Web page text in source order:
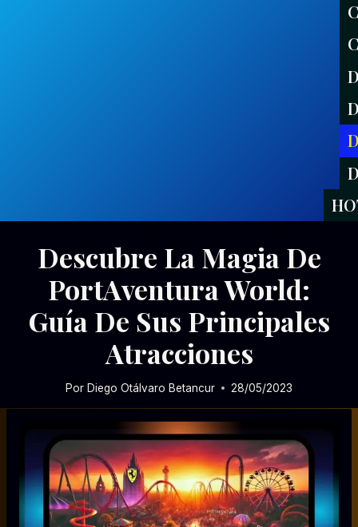
Descubre La Magia De
PortAventura World:
Guía De Sus Principales
Atracciones
Por Diego Otálvaro Betancur 28/05/2023